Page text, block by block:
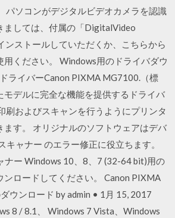
パソコンがデジタルビデオカメラを認識
ましては、付属の「DigitalVideo
ンストールしていただくか、こちらから
用ください。 Windows用のドライバダウ
ライバーCanon PIXMA MG7100.（標
モデルに完全な機能を提供するドライバ
刷およびスキャンを行うようにプリンタ
ます。 オリジナルのソフトウェアはデバ
キャナー のエラー修正に役立ちます。
ナー Windows 10、8、7 (32-64 bit)用の
ンロードしてください。 Canon PIXMA
ウンロード by admin • 1月 15, 2017
8 / 8.1、 Windows 7 Vista、Windows